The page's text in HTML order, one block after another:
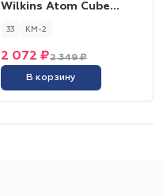
Wilkins Atom Cube
33 КМ-2
2 349 ₽
2 072 ₽
В корзину